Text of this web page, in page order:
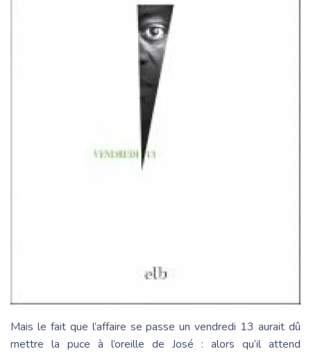
Mais le fait que l’affaire se passe un vendredi 13 aurait dû
mettre la puce à l’oreille de José : alors qu’il attend